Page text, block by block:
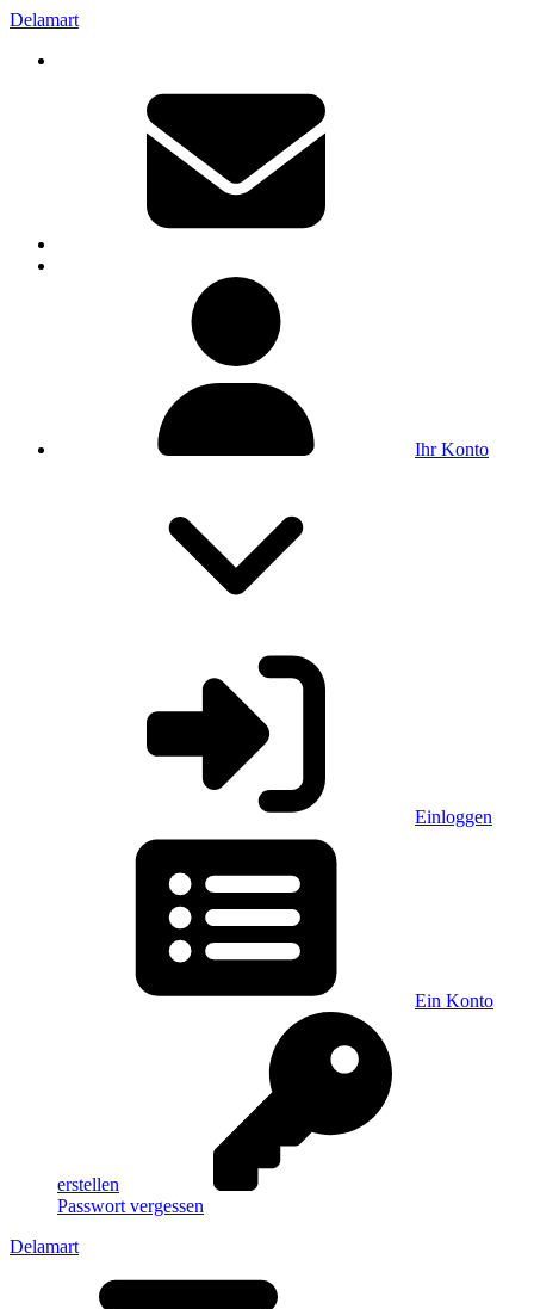
Delamart
Ihr Konto
Einloggen
Ein Konto
erstellen
Passwort vergessen
Delamart